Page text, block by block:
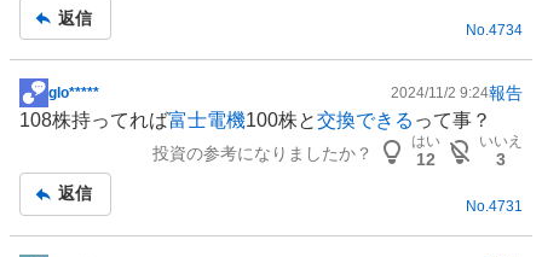
返信
No.4734
掲
示
事
glo***** 2024/11/2 9:24報告
108株持ってれば富士電機100株と交換できる って事？
投資の参考になりましたか？
はい
12
いいえ
3
返信
No. 4731